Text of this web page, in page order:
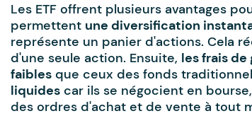
Les ETF offrent plusieurs avantages
permettent une diversification
représente un panier d'actions. Cela
d'une seule action. Ensuite, les frais de
faiblesque ceux des fonds
liquidescar ils se négocient en
des ordres d'achat et de vente à tout